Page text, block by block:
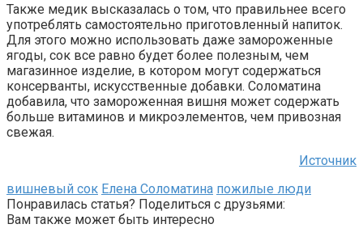
Также медик высказалась о том, что правильнее всего
употреблять самостоятельно приготовленный напиток.
Для этого можно использовать даже замороженные
ягоды, сок все равно будет более полезным, чем
магазинное изделие, в котором могут содержаться
консерванты, искусственные добавки. Соломатина
добавила, что замороженная вишня может содержать
больше витаминов и микроэлементов, чем привозная
свежая.
Источник
вишневый сок Елена Соломатина пожилые люди
Понравилась статья? Поделиться с друзьями:
Вам также может быть интересно